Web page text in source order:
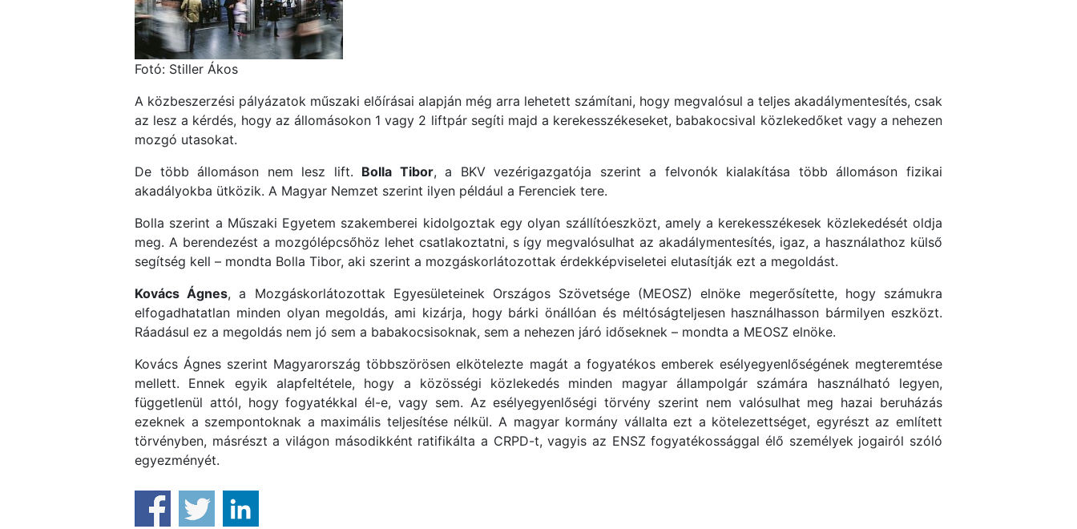
Fotó: Stiller Ákos
A közbeszerzési pályázatok műszaki előírásai alapján még arra lehetett számítani, hogy megvalósul a teljes akadálymentesítés, csak
az lesz a kérdés, hogy az állomásokon 1 vagy 2 liftpár segíti majd a kerekesszékeseket, babakocsival közlekedőket vagy a nehezen
mozgó utasokat.
De több állomáson nem lesz lift. Bolla Tibor, a BKV vezérigazgatója szerint a felvonók kialakítása több állomáson fizikai
akadályokba ütközik. A Magyar Nemzet szerint ilyen például a Ferenciek tere.
Bolla szerint a Műszaki Egyetem szakemberei kidolgoztak egy olyan szállítóeszközt, amely a kerekesszékesek közlekedését oldja
meg. A berendezést a mozgólépcsőhöz lehet csatlakoztatni, s így megvalósulhat az akadálymentesítés, igaz, a használathoz külső
segítség kell – mondta Bolla Tibor, aki szerint a mozgáskorlátozottak érdekképviseletei elutasítják ezt a megoldást.
Kovács Ágnes, a Mozgáskorlátozottak Egyesületeinek Országos Szövetsége (MEOSZ) elnöke megerősítette, hogy számukra
elfogadhatatlan minden olyan megoldás, ami kizárja, hogy bárki önállóan és méltóságteljesen használhasson bármilyen eszközt.
Ráadásul ez a megoldás nem jó sem a babakocsisoknak, sem a nehezen járó időseknek – mondta a MEOSZ elnöke.
Kovács Ágnes szerint Magyarország többszörösen elkötelezte magát a fogyatékos emberek esélyegyenlőségének megteremtése
mellett. Ennek egyik alapfeltétele, hogy a közösségi közlekedés minden magyar állampolgár számára használható legyen,
függetlenül attól, hogy fogyatékkal él-e, vagy sem. Az esélyegyenlőségi törvény szerint nem valósulhat meg hazai beruházás
ezeknek a szempontoknak a maximális teljesítése nélkül. A magyar kormány vállalta ezt a kötelezettséget, egyrészt az említett
törvényben, másrészt a világon másodikként ratifikálta a CRPD-t, vagyis az ENSZ fogyatékossággal élő személyek jogairól szóló
egyezményét.